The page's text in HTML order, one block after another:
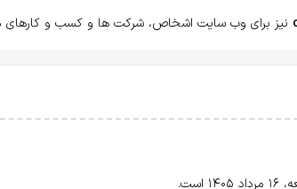
نیز برای وب سایت اشخاص، شرکت ها و کسب و کارهای